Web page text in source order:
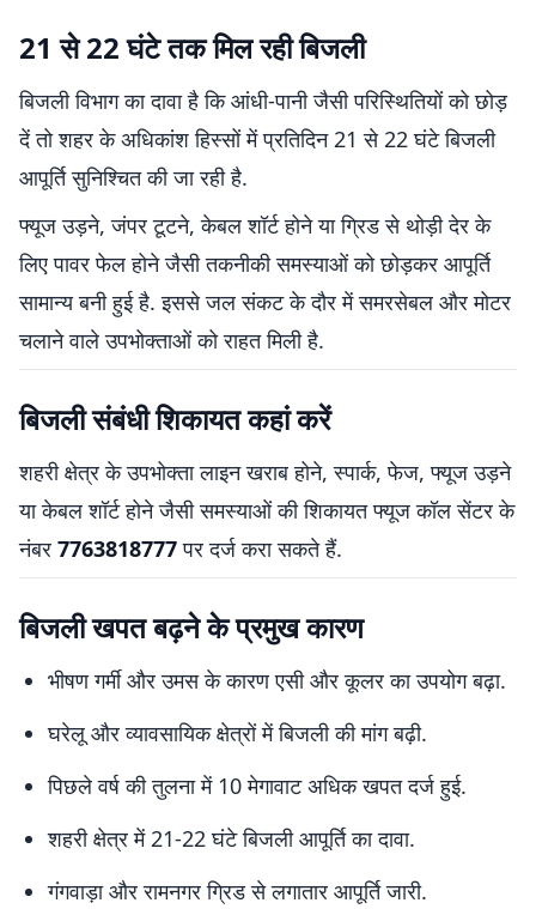
21 से 22 घंटे तक मिल रही बिजली
बिजली विभाग का दावा है कि आंधी-पानी जैसी परिस्थितियों को छोड़
दें तो शहर के अधिकांश हिस्सों में प्रतिदिन 21 से 22 घंटे बिजली
आपूर्ति सुनिश्चित की जा रही है.
फ्यूज उड़ने, जंपर टूटने, केबल शॉर्ट होने या ग्रिड से थोड़ी देर के
लिए पावर फेल होने जैसी तकनीकी समस्याओं को छोड़कर आपूर्ति
सामान्य बनी हुई है. इससे जल संकट के दौर में समरसेबल और मोटर
चलाने वाले उपभोक्ताओं को राहत मिली है.
बिजली संबंधी शिकायत कहां करें
शहरी क्षेत्र के उपभोक्ता लाइन खराब होने, स्पार्क, फेज, फ्यूज उड़ने
या केबल शॉर्ट होने जैसी समस्याओं की शिकायत फ्यूज कॉल सेंटर के
नंबर 7763818777पर दर्ज करा सकते हैं.
बिजली खपत बढ़ने के प्रमुख कारण
भीषण गर्मी और उमस के कारण एसी और कूलर का उपयोग बढ़ा.
घरेलू और व्यावसायिक क्षेत्रों में बिजली की मांग बढ़ी.
पिछले वर्ष की तुलना में 10 मेगावाट अधिक खपत दर्ज हुई.
शहरी क्षेत्र में 21-22 घंटे बिजली आपूर्ति का दावा.
गंगवाड़ा और रामनगर ग्रिड से लगातार आपूर्ति जारी.